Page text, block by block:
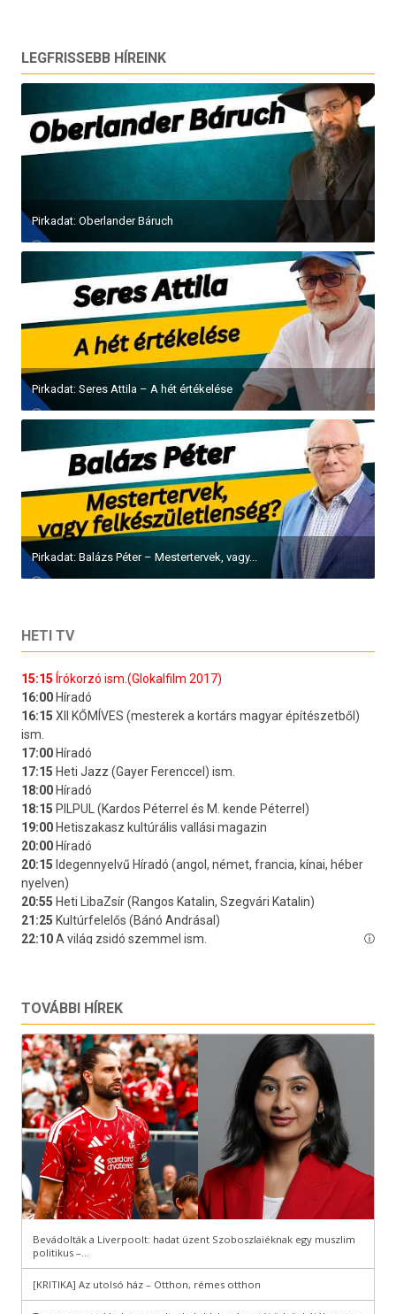
LEGFRISSEBB HÍREINK
Pirkadat: Oberlander Báruch
Pirkadat: Seres Attila – A hét értékelése
Pirkadat: Balázs Péter – Mestertervek, vagy...
HETI TV
TOVÁBBI HÍREK